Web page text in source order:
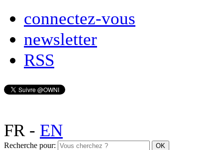
connectez-vous
newsletter
RSS
FR- EN
Recherche pour: